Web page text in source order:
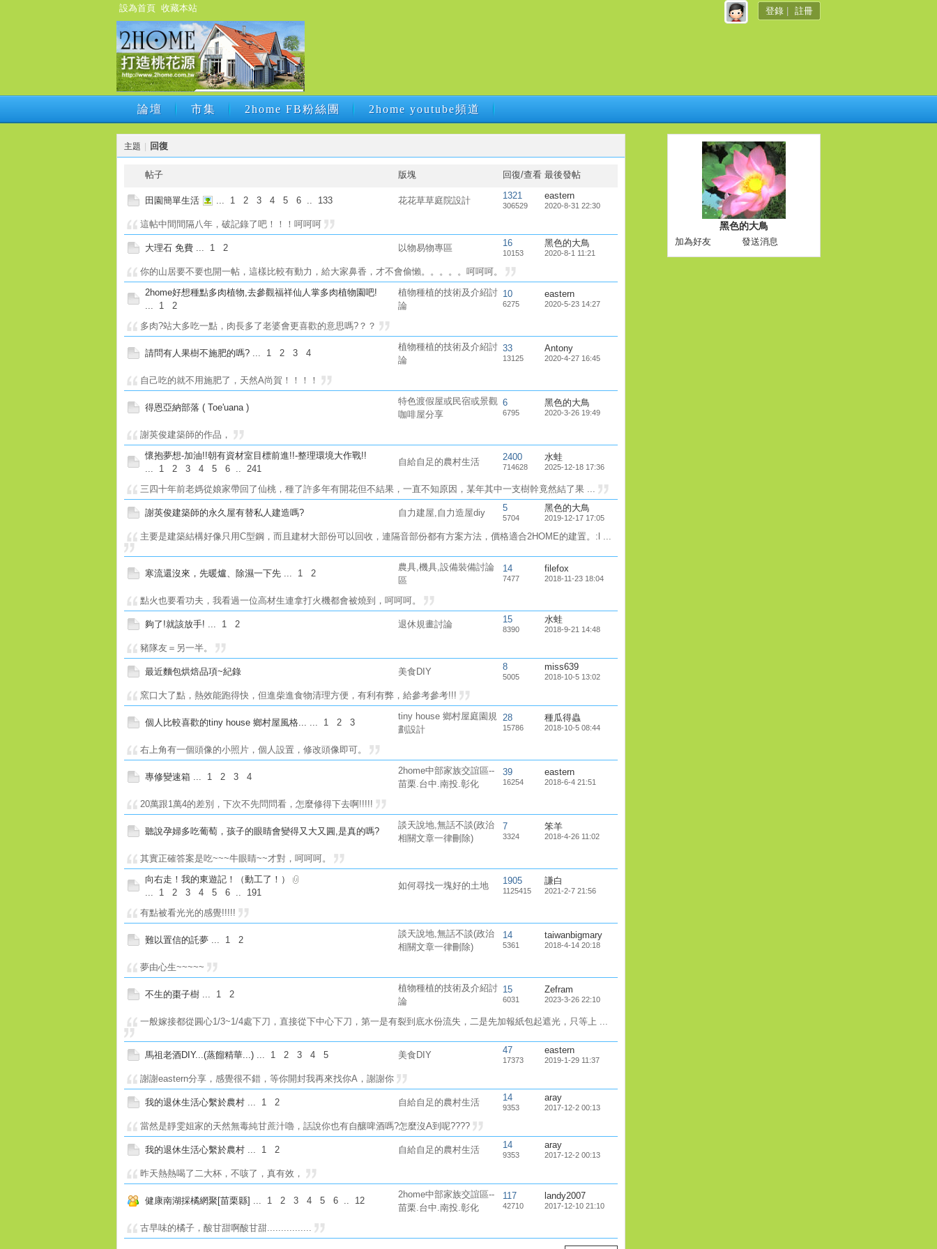
設為首頁 收藏本站 登錄 註冊
論壇 市集 2home FB粉絲團 2home youtube頻道
論壇 市集 2home FB粉絲團 2home youtube頻道
主題 | 回復
帖子 版塊 回復/查看 最後發帖
田園簡單生活 1 2 3 4 5 6 133 花花草草庭院設計 1321
306529
eastern
2020-8-31 22:30
這帖中間間隔八年，破記錄了吧！！！呵呵呵
大理石 免費 1 2 以物易物專區 16
10153
黑色的大鳥
2020-8-1 11:21
你的山居要不要也開一帖，這樣比較有動力，給大家鼻香，才不會偷懶。。。。。呵呵呵。
2home好想種點多肉植物,去參觀福祥仙人掌多肉植物園吧!
1 2
植物種植的技術及介紹討
論
10
6275
eastern
2020-5-23 14:27
多肉?站大多吃一點，肉長多了老婆會更喜歡的意思嗎?？？
請問有人果樹不施肥的嗎? 1 2 3 4
植物種植的技術及介紹討
論
33
13125
Antony
2020-4-27 16:45
自己吃的就不用施肥了，天然A尚賀！！！！
得恩亞納部落 ( Toe'uana )
特色渡假屋或民宿或景觀
咖啡屋分享
6
6795
黑色的大鳥
2020-3-26 19:49
謝英俊建築師的作品，
懷抱夢想-加油!!朝有資材室目標前進!!-整理環境大作戰!!
1 2 3 4 5 6 241
自給自足的農村生活 2400
714628
水蛙
2025-12-18 17:36
三四十年前老媽從娘家帶回了仙桃，種了許多年有開花但不結果，一直不知原因，某年其中一支樹幹竟然結了果 ...
謝英俊建築師的永久屋有替私人建造嗎? 自力建屋,自力造屋diy 5
5704
黑色的大鳥
2019-12-17 17:05
主要是建築結構好像只用C型鋼，而且建材大部份可以回收，連隔音部份都有方案方法，價格適合2HOME的建置。:l ...
寒流還沒來，先暖爐、除濕一下先 1 2
農具,機具,設備裝備討論
區
14
7477
filefox
2018-11-23 18:04
點火也要看功夫，我看過一位高材生連拿打火機都會被燒到，呵呵呵。
夠了!就該放手! 1 2 退休規畫討論 15
8390
水蛙
2018-9-21 14:48
豬隊友＝另一半。
最近麵包烘焙品項~紀錄 美食DIY 8
5005
miss639
2018-10-5 13:02
窯口大了點，熱效能跑得快，但進柴進食物清理方便，有利有弊，給參考參考!!!
個人比較喜歡的tiny house 鄉村屋風格... 1 2 3
tiny house 鄉村屋庭園規
劃設計
28
15786
種瓜得蟲
2018-10-5 08:44
右上角有一個頭像的小照片，個人設置，修改頭像即可。
專修變速箱 1 2 3 4
2home中部家族交誼區--
苗栗.台中.南投.彰化
39
16254
eastern
2018-6-4 21:51
20萬跟1萬4的差別，下次不先問問看，怎麼修得下去啊!!!!!
聽說孕婦多吃葡萄，孩子的眼睛會變得又大又圓,是真的嗎?
談天說地,無話不談(政治
相關文章一律刪除)
7
3324
笨羊
2018-4-26 11:02
其實正確答案是吃~~~牛眼睛~~才對，呵呵呵。
向右走！我的東遊記！（動工了！）
1 2 3 4 5 6 191
如何尋找一塊好的土地 1905
1125415
謙白
2021-2-7 21:56
有點被看光光的感覺!!!!!
難以置信的託夢 1 2
談天說地,無話不談(政治
相關文章一律刪除)
14
5361
taiwanbigmary
2018-4-14 20:18
夢由心生~~~~~
不生的棗子樹 1 2
植物種植的技術及介紹討
論
15
6031
Zefram
2023-3-26 22:10
一般嫁接都從圓心1/3~1/4處下刀，直接從下中心下刀，第一是有裂到底水份流失，二是先加報紙包起遮光，只等上 ...
馬祖老酒DIY...(蒸餾精華...) 1 2 3 4 5 美食DIY 47
17373
eastern
2019-1-29 11:37
謝謝eastern分享，感覺很不錯，等你開封我再來找你A，謝謝你
我的退休生活心繫於農村 1 2 自給自足的農村生活 14
9353
aray
2017-12-2 00:13
當然是靜雯姐家的天然無毒純甘蔗汁嚕，話說你也有自釀啤酒嗎?怎麼沒A到呢????
我的退休生活心繫於農村 1 2 自給自足的農村生活 14
9353
aray
2017-12-2 00:13
昨天熱熱喝了二大杯，不咳了，真有效，
健康南湖採橘網聚[苗栗縣] 1 2 3 4 5 6 12
2home中部家族交誼區--
苗栗.台中.南投.彰化
117
42710
landy2007
2017-12-10 21:10
古早味的橘子，酸甘甜啊酸甘甜................
黑色的大鳥
加為好友 發送消息